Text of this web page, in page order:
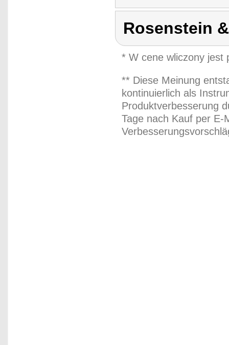
Rosenstein
* W cene wliczony jest
** Diese Meinung
kontinuierlich als
Produktverbesserung
Tage nach Kauf per E-